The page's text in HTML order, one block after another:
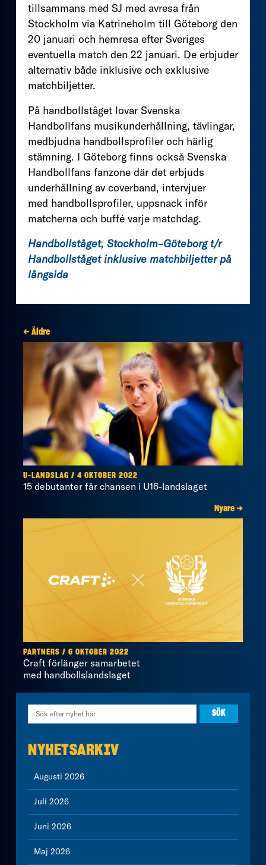
tillsammans med SJ med avresa från
Stockholm via Katrineholm till Göteborg den
20 januari och hemresa efter Sveriges
eventuella match den 22 januari. De erbjuder
alternativ både inklusive och exklusive
matchbiljetter.
På handbollståget lovar Svenska
Handbollfans musikunderhållning, tävlingar,
medbjudna handbollsprofiler och härlig
stämning. I Göteborg finns också Svenska
Handbollfans fanzone där det erbjuds
underhållning av coverband, intervjuer
med handbollsprofiler, uppsnack inför
matcherna och buffé varje matchdag.
Handbollståget, Stockholm–Göteborg t/r
Handbollståget inklusive matchbiljetter på
långsida
← Äldre
U-LANDSLAG / 4 OKTOBER 2022
15 debutanter får chansen i U16-landslaget
Nyare →
PARTNERS / 6 OKTOBER 2022
Craft förlänger samarbetet
med handbollslandslaget
NYHETSARKIV
Augusti 2026
Juli 2026
Juni 2026
Maj 2026